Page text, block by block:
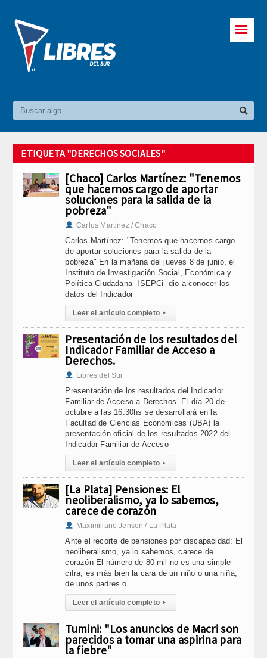
☰
ETIQUETA "DERECHOS SOCIALES"
[Chaco] Carlos Martínez: "Tenemos
que hacernos cargo de aportar
soluciones para la salida de la
pobreza"
Carlos Martinez / Chaco
Carlos Martínez: "Tenemos que hacernos cargo
de aportar soluciones para la salida de la
pobreza" En la mañana del jueves 8 de junio, el
Instituto de Investigación Social, Económica y
Política Ciudadana -ISEPCi- dio a conocer los
datos del Indicador
Leer el artículo completo ▸
Presentación de los resultados del
Indicador Familiar de Acceso a
Derechos.
Libres del Sur
Presentación de los resultados del Indicador
Familiar de Acceso a Derechos. El día 20 de
octubre a las 16.30hs se desarrollará en la
Facultad de Ciencias Económicas (UBA) la
presentación oficial de los resultados 2022 del
Indicador Familiar de Acceso
Leer el artículo completo ▸
[La Plata] Pensiones: El
neoliberalismo, ya lo sabemos,
carece de corazón
Maximiliano Jensen / La Plata
Ante el recorte de pensiones por discapacidad: El
neoliberalismo, ya lo sabemos, carece de
corazón El número de 80 mil no es una simple
cifra, es más bien la cara de un niño o una niña,
de unos padres o
Leer el artículo completo ▸
Tumini: "Los anuncios de Macri son
parecidos a tomar una aspirina para
la fiebre"